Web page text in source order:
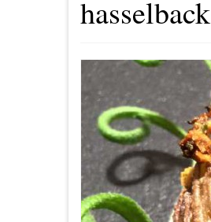
hasselback